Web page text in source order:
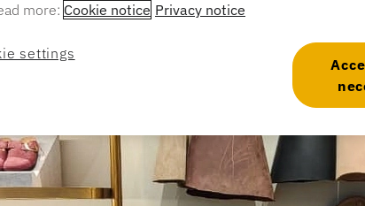
more: Cookie notice Privacy notice
settings